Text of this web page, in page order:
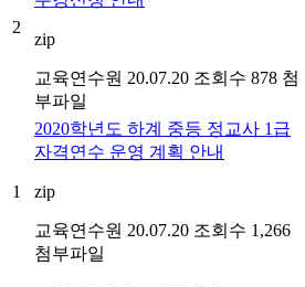
2
zip
교육연수원 20.07.20 조회수 878 첨
부파일
1
2020학년도 하계 중등 정교사 1급
자격연수 운영 계획 안내
zip
교육연수원 20.07.20 조회수 1,266
첨부파일